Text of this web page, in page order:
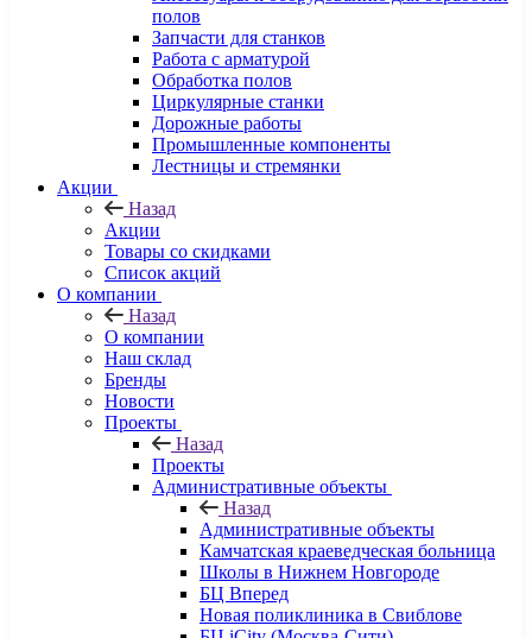
полов
Запчасти для станков
Работа с арматурой
Обработка полов
Циркулярные станки
Дорожные работы
Промышленные компоненты
Лестницы и стремянки
Акции
Назад
Акции
Товары со скидками
Список акций
О компании
Назад
О компании
Наш склад
Бренды
Новости
Проекты
Назад
Проекты
Административные объекты
Назад
Административные объекты
Камчатская краеведческая больница
Школы в Нижнем Новгороде
БЦ Вперед
Новая поликлиника в Свиблове